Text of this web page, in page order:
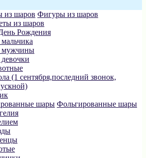
Фигуры из шаров
из шаров
Рождения
мужчины
(1 сентября,последний звонок,
Фольгированные шары